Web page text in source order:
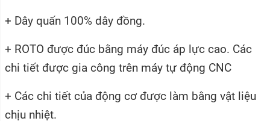
+ Dây quấn 100% dây đồng.
+ ROTO được đúc bằng máy đúc áp lực cao. Các
chi tiết được gia công trên máy tự động CNC
+ Các chi tiết của động cơ được làm bằng vật liệu
chịu nhiệt.